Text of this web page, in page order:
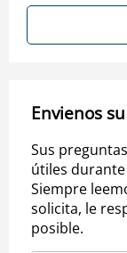
Envienos
Sus
útiles
Siempre
solicita, le
posible.